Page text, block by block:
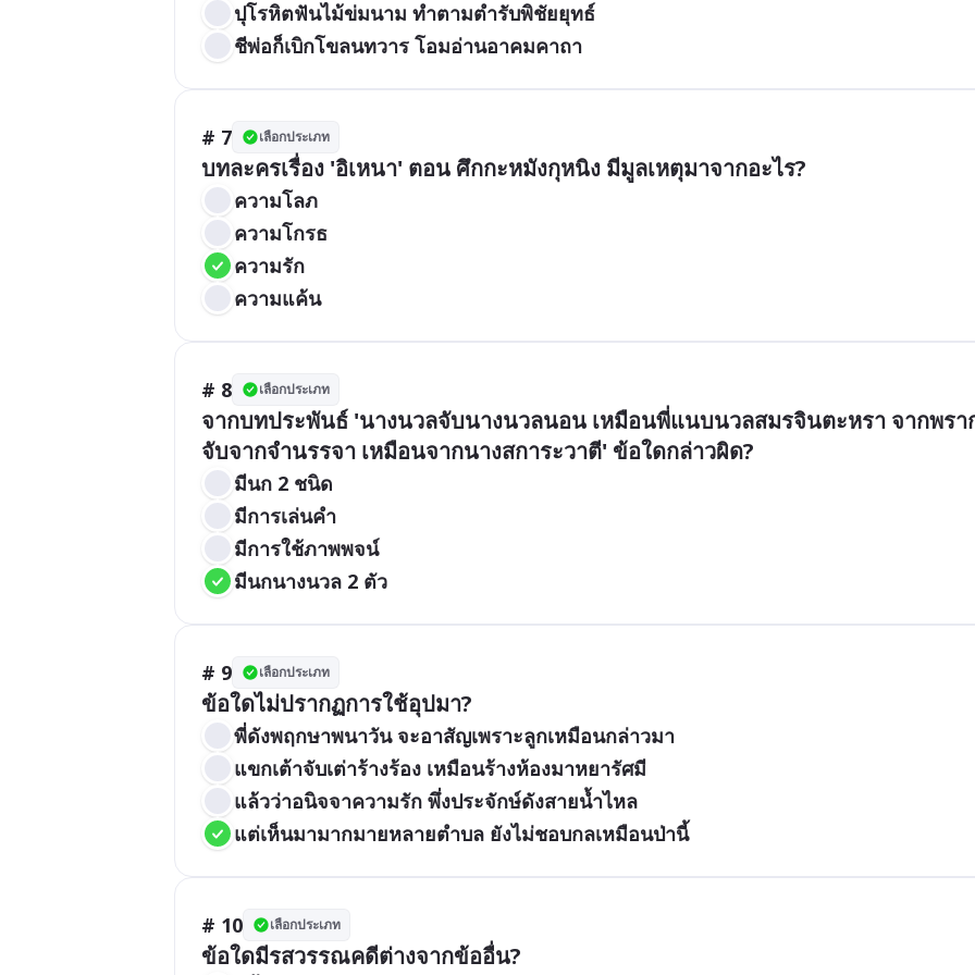
ปุโรหิตฟันไม้ข่มนาม ทำตามตำรับพิชัยยุทธ์
ชีพ่อก็เบิกโขลนทวาร โอมอ่านอาคมคาถา
# 7 เลือกประเภท
บทละครเรื่อง 'อิเหนา' ตอน ศึกกะหมังกุหนิง มีมูลเหตุมาจากอะไร?
ความโลภ
ความโกรธ
ความรัก
ความแค้น
# 8 เลือกประเภท
จากบทประพันธ์ 'นางนวลจับนางนวลนอน เหมือนพี่แนบนวลสมรจินตะหรา จากพรา
จับจากจำนรรจา เหมือนจากนางสการะวาตี' ข้อใดกล่าวผิด?
มีนก 2 ชนิด
มีการเล่นคำ
มีการใช้ภาพพจน์
มีนกนางนวล 2 ตัว
# 9 เลือกประเภท
ข้อใดไม่ปรากฏการใช้อุปมา?
พี่ดังพฤกษาพนาวัน จะอาสัญเพราะลูกเหมือนกล่าวมา
แขกเต้าจับเต่าร้างร้อง เหมือนร้างห้องมาหยารัศมี
แล้วว่าอนิจจาความรัก พึ่งประจักษ์ดังสายน้ำไหล
แต่เห็นมามากมายหลายตำบล ยังไม่ชอบกลเหมือนป่านี้
# 10 เลือกประเภท
ข้อใดมีรสวรรณคดีต่างจากข้ออื่น?